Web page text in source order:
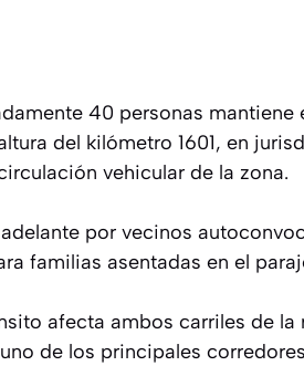
40 personas
del kilómetro 1601, en
vehicular de la zona.
por vecinos
familias asentadas en el
afecta ambos carriles de
de los principales